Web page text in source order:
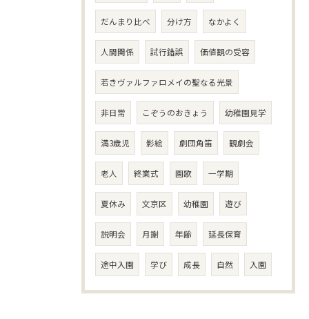
だんまり比べ 分け方 なかよく
人間関係 試行錯誤 価値観の受容
若きヴァルファロメイの聖なる光景
非日常 こぞうのおきょう 幼稚園見学
満3歳児 影絵 劇団角笛 観劇会
老人 終業式 園歌 一学期
夏休み 文京区 幼稚園 遊び
説明会 月謝 年齢 延長保育
途中入園 学び 成長 自然 入園